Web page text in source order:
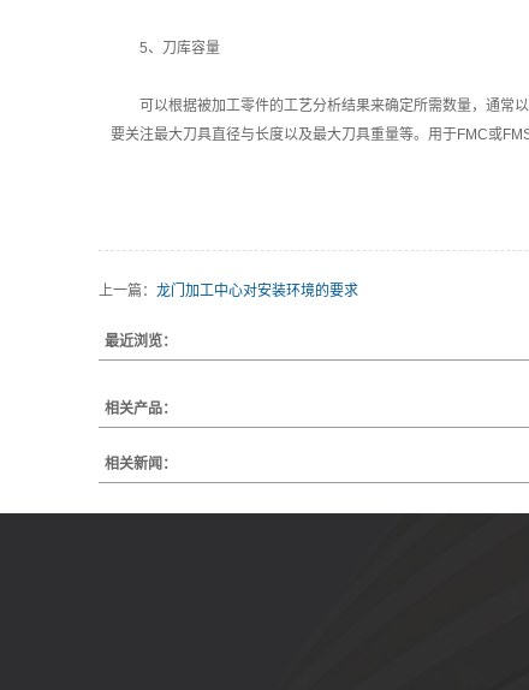
5、刀库容量
可以根据被加工零件的工艺分析结果来确定所需数量，通常以
要关注最大刀具直径与长度以及最大刀具重量等。用于FMC或
上一篇： 龙门加工中心对安装环境的要求
最近浏览：
相关产品：
相关新闻：